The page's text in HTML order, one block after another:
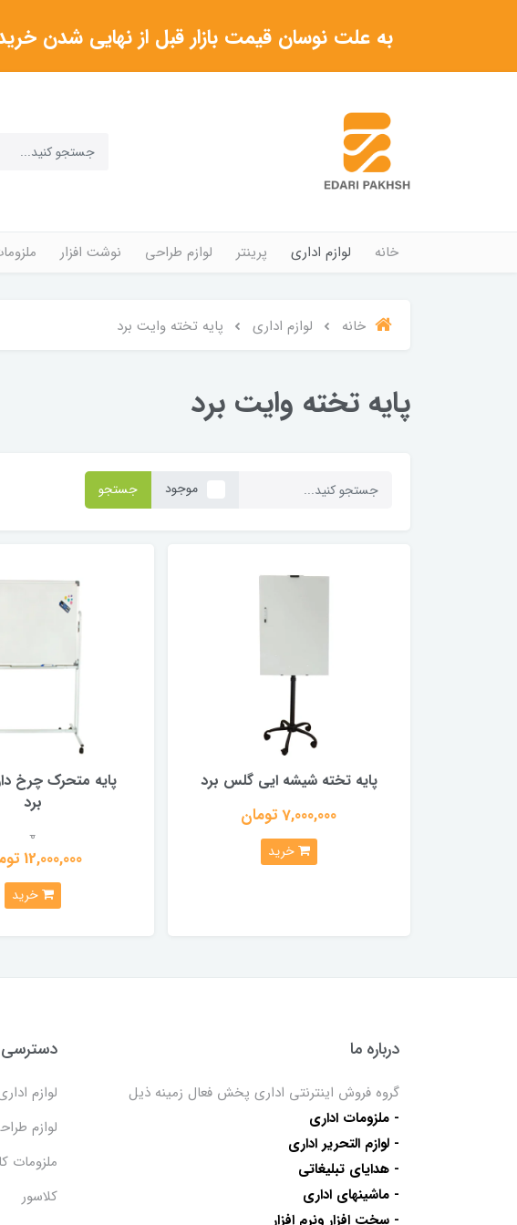
به علت نوسان قیمت بازار قبل از نهایی شدن خرید حتما با شماره 88490493 - 021
خانه لوازم اداری پرینتر لوازم طراحی نوشت افزار
خانه لوازم اداری پایه تخته وایت برد
پایه تخته وایت برد
موجود جستجو
پایه تخته شیشه ایی گلس برد
7,000,000 تومان
خرید
پایه متحرک چرخ
برد
0
12,000,000 تومان
خرید
درباره ما
گروه فروش اینترنتی اداری پخش فعال زمینه ذیل
- ملزومات اداری
- لوازم التحریر اداری
- هدایای تبلیغاتی
- ماشینهای اداری
لوازم
لوازم
ملزومات
کلاسور